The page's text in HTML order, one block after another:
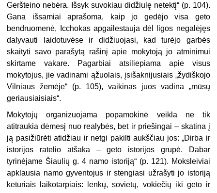
Geršteino nebėra. Išsyk suvokiau didžiulę netektį“ (p. 104).
Gana išsamiai aprašoma, kaip jo gedėjo visa geto
bendruomenė, Icchokas apgailestauja dėl ligos negalėjęs
dalyvauti laidotuvėse ir didžiuojasi, kad turėjo garbės
skaityti savo parašytą rašinį apie mokytoją jo atminimui
skirtame vakare. Pagarbiai atsiliepiama apie visus
mokytojus, jie vadinami ąžuolais, įsišaknijusiais „žydiškojo
Vilniaus žemėje“ (p. 105), vaikinas juos vadina „mūsų
geriausiaisiais“.
Mokytojų organizuojama popamokinė veikla ne tik
atitraukia dėmesį nuo realybės, bet ir priešingai – skatina į
ją pasižiūrėti atidžiau ir netgi pakilti aukščiau jos: „Dirba ir
istorijos ratelio atšaka – geto istorijos grupė. Dabar
tyrinėjame Šiaulių g. 4 namo istoriją“ (p. 121). Moksleiviai
apklausia namo gyventojus ir stengiasi užrašyti jo istoriją
keturiais laikotarpiais: lenkų, sovietų, vokiečių iki geto ir